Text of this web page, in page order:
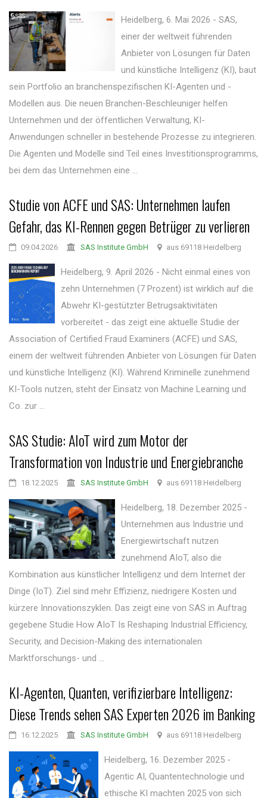
Heidelberg, 6. Mai 2026 - SAS,
einer der weltweit führenden
Anbieter von Lösungen für Daten
und künstliche Intelligenz (KI), baut
sein Portfolio an branchenspezifischen KI-Agenten und -
Modellen aus. Die neuen Branchen-Beschleuniger helfen
Unternehmen und der öffentlichen Verwaltung, KI-
Anwendungen schneller in bestehende Prozesse zu integrieren.
Die Agenten und Modelle sind Teil eines Investitionsprogramms,
bei dem das Unternehmen eine ...
Studie von ACFE und SAS: Unternehmen laufen
Gefahr, das KI-Rennen gegen Betrüger zu verlieren
09.04.2026 SAS Institute GmbH aus 69118 Heidelberg
Heidelberg, 9. April 2026 - Nicht einmal eines von
zehn Unternehmen (7 Prozent) ist wirklich auf die
Abwehr KI-gestützter Betrugsaktivitäten
vorbereitet - das zeigt eine aktuelle Studie der
Association of Certified Fraud Examiners (ACFE) und SAS,
einem der weltweit führenden Anbieter von Lösungen für Daten
und künstliche Intelligenz (KI). Während Kriminelle zunehmend
KI-Tools nutzen, steht der Einsatz von Machine Learning und
Co. zur ...
SAS Studie: AIoT wird zum Motor der
Transformation von Industrie und Energiebranche
18.12.2025 SAS Institute GmbH aus 69118 Heidelberg
Heidelberg, 18. Dezember 2025 -
Unternehmen aus Industrie und
Energiewirtschaft nutzen
zunehmend AIoT, also die
Kombination aus künstlicher Intelligenz und dem Internet der
Dinge (IoT). Ziel sind mehr Effizienz, niedrigere Kosten und
kürzere Innovationszyklen. Das zeigt eine von SAS in Auftrag
gegebene Studie How AIoT Is Reshaping Industrial Efficiency,
Security, and Decision-Making des internationalen
Marktforschungs- und ...
KI-Agenten, Quanten, verifizierbare Intelligenz:
Diese Trends sehen SAS Experten 2026 im Banking
16.12.2025 SAS Institute GmbH aus 69118 Heidelberg
Heidelberg, 16. Dezember 2025 -
Agentic AI, Quantentechnologie und
ethische KI machten 2025 von sich